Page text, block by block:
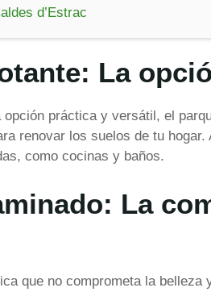
d’Estrac
La
opción práctica y versátil, el
renovar los suelos de tu
como cocinas y baños.
La
que no comprometa la